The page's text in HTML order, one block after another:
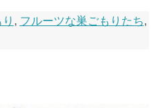
, フルーツな巣ごもりたち,